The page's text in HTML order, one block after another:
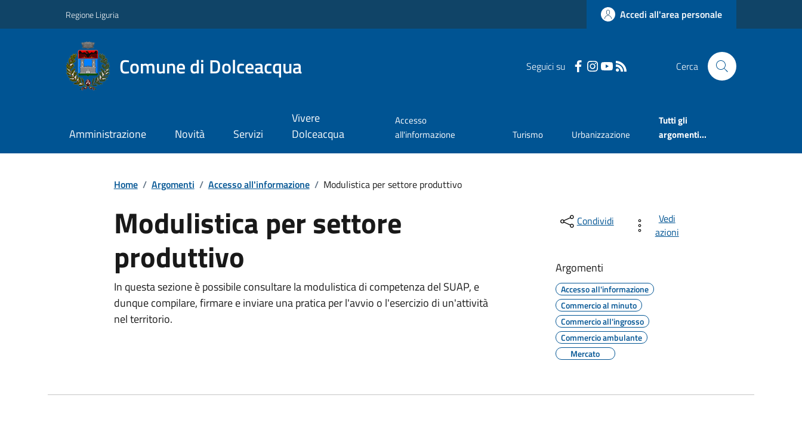
Regione Liguria Accedi all'area personale
Comune di Dolceacqua Seguici su Cerca
Amministrazione Novità Servizi
Vivere
Dolceacqua
Accesso
all'informazione
Turismo Urbanizzazione
Tutti gli
argomenti...
Home / Argomenti / Accesso all'informazione / Modulistica per settore produttivo
Modulistica per settore
produttivo
In questa sezione è possibile consultare la modulistica di competenza del SUAP, e
dunque compilare, firmare e inviare una pratica per l'avvio o l'esercizio di un'attività
nel territorio.
Condividi
Vedi
azioni
Argomenti
Accesso all'informazione
Commercio al minuto
Commercio all'ingrosso
Commercio ambulante
Mercato